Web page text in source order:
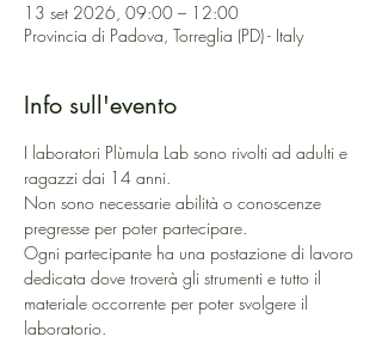
13 set 2026, 09:00 – 12:00
Provincia di Padova, Torreglia (PD) - Italy
Info sull'evento
I laboratori Plùmula Lab sono rivolti ad adulti e
ragazzi dai 14 anni.
Non sono necessarie abilità o conoscenze
pregresse per poter partecipare.
Ogni partecipante ha una postazione di lavoro
dedicata dove troverà gli strumenti e tutto il
materiale occorrente per poter svolgere il
laboratorio.